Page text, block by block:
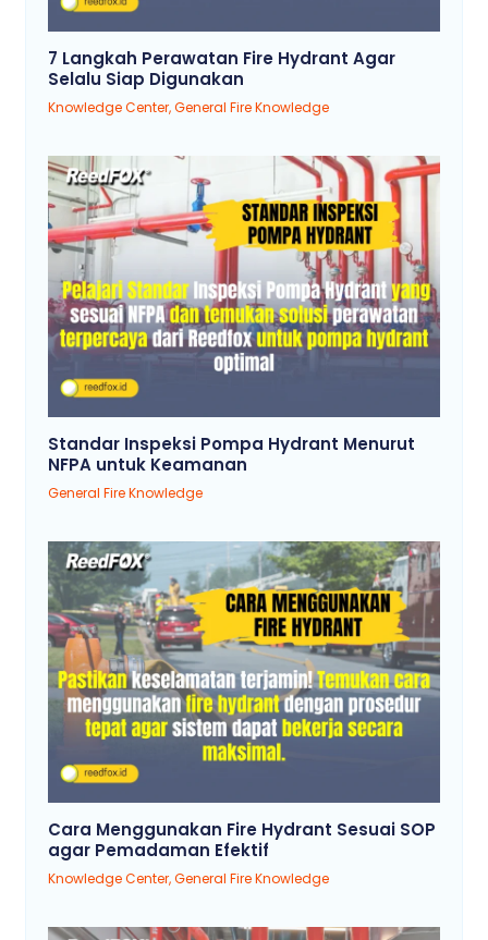
7 Langkah Perawatan Fire Hydrant Agar
Selalu Siap Digunakan
Knowledge Center,General Fire Knowledge
Standar Inspeksi Pompa Hydrant Menurut
NFPA untuk Keamanan
General Fire Knowledge
Cara Menggunakan Fire Hydrant Sesuai SOP
agar Pemadaman Efektif
Knowledge Center,General Fire Knowledge